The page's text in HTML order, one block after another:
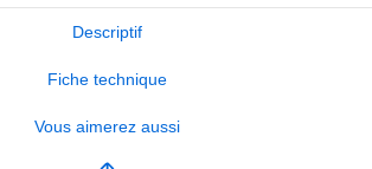
Descriptif
Fiche technique
Vous aimerez aussi